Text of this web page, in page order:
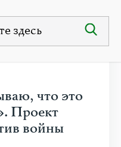
что это
Проект
войны